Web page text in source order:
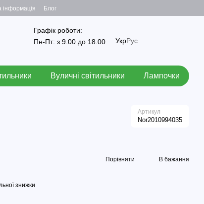
інформація Блог
Графік роботи:
Пн-Пт: з 9.00 до 18.00
УкрРус
Вуличні світильники Лампочки
Артикул
Nor2010994035
Порівняти В бажання
знижки